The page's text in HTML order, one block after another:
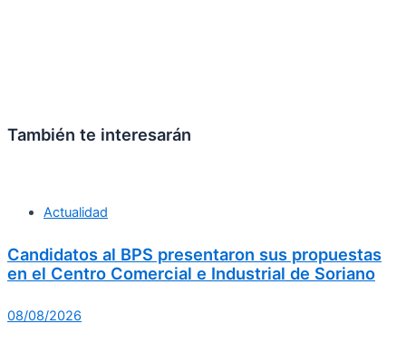
También te interesarán
Actualidad
Candidatos al BPS presentaron sus propuestas
en el Centro Comercial e Industrial de Soriano
08/08/2026